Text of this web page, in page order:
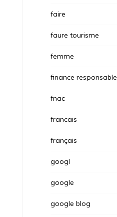
faire
faure tourisme
femme
finance responsable
fnac
francais
français
googl
google
google blog